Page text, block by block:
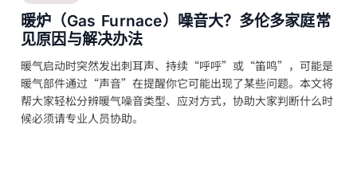
暖炉（Gas Furnace）噪音大？多伦多家庭常
见原因与解决办法
暖气启动时突然发出刺耳声、持续“呼呼”或“笛鸣”，可能是
暖气部件通过“声音”在提醒你它可能出现了某些问题。本文将
帮大家轻松分辨暖气噪音类型、应对方式，协助大家判断什么时
候必须请专业人员协助。